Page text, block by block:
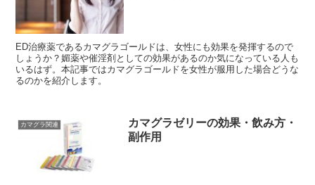
ED治療薬であるカマグラゴールドは、女性にも効果を発揮するので
しょうか？媚薬や催淫剤としての効果があるのか気になっている人も
いるはず。本記事ではカマグラゴールドを女性が服用した場合どうな
るのかを紹介します。
カマグラ関連
カマグラゼリーの効果・飲み方・
副作用